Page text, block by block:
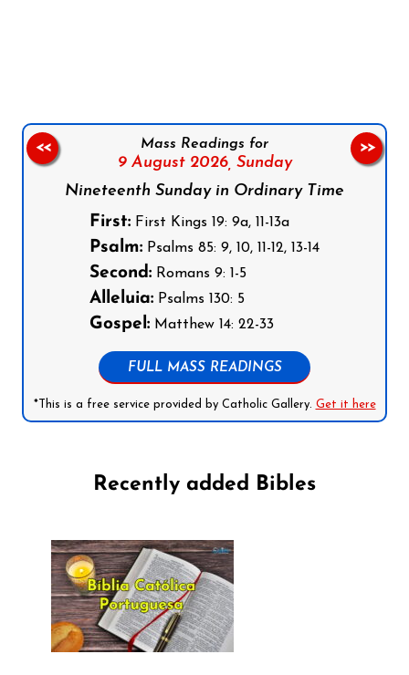
Mass Readings for
9 August 2026, Sunday
Nineteenth Sunday in Ordinary Time
First: First Kings 19: 9a, 11-13a
Psalm: Psalms 85: 9, 10, 11-12, 13-14
Second: Romans 9: 1-5
Alleluia: Psalms 130: 5
Gospel: Matthew 14: 22-33
FULL MASS READINGS
*This is a free service provided by Catholic Gallery. Get it here
<< >>
Recently added Bibles